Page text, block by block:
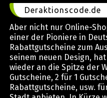
Deraktionscode.de
Aber nicht nur Online-
einer der Pioniere in
Rabattgutscheine zum
seinem neuen Design,
wieder an die Spitze der
Gutscheine, 2 für 1
Rabattgutscheine, usw.